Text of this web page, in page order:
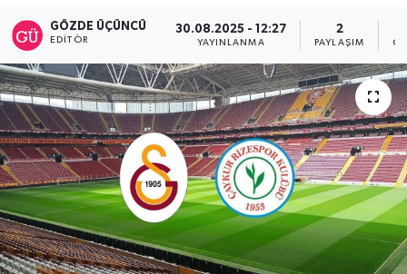
GÖZDE ÜÇÜNCÜ
EDITÖR
30.08.2025 - 12:27
YAYINLANMA
2
PAYLAŞIM